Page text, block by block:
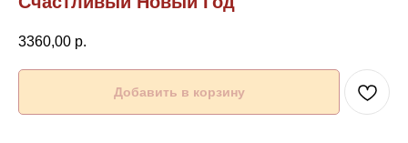
3360,00 р.
Добавить в корзину